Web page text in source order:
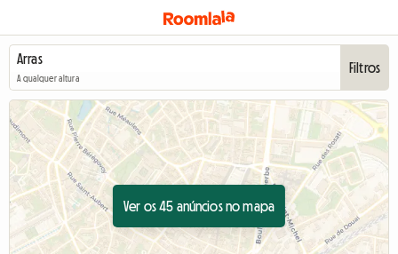
A qualquer altura
Filtros
Ver os 45 anúncios no mapa